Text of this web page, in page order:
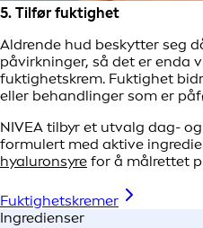
5. Tilfør fuktighet
Aldrende hud beskytter seg
påvirkninger, så det er enda
fuktighetskrem. Fuktighet
eller behandlinger som er
NIVEA tilbyr et utvalg dag-
formulert med aktive
hyaluronsyre for å målrettet
Fuktighetskremer
Ingredienser